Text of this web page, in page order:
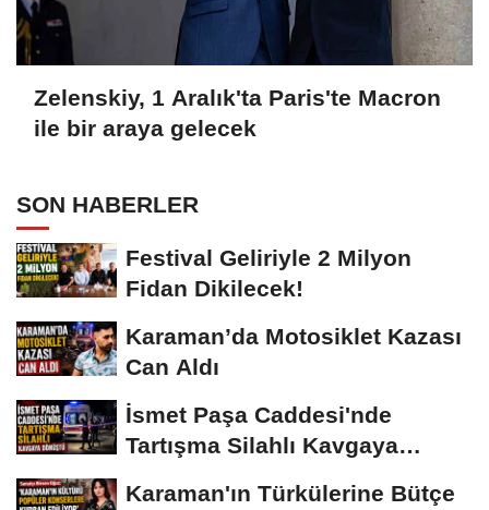
Zelenskiy, 1 Aralık'ta Paris'te Macron
ile bir araya gelecek
SON HABERLER
Festival Geliriyle 2 Milyon
Fidan Dikilecek!
Karaman’da Motosiklet Kazası
Can Aldı
İsmet Paşa Caddesi'nde
Tartışma Silahlı Kavgaya
Karaman'ın Türkülerine Bütçe